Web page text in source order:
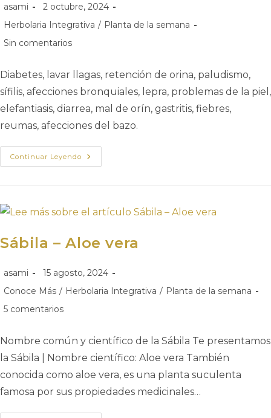
asami
2 octubre, 2024
Herbolaria Integrativa / Planta de la semana
Sin comentarios
Diabetes, lavar llagas, retención de orina, paludismo,
sífilis, afecciones bronquiales, lepra, problemas de la piel,
elefantiasis, diarrea, mal de orín, gastritis, fiebres,
reumas, afecciones del bazo.
Continuar Leyendo
Sábila – Aloe vera
asami
15 agosto, 2024
Conoce Más / Herbolaria Integrativa / Planta de la semana
5 comentarios
Nombre común y científico de la Sábila Te presentamos
la Sábila | Nombre científico: Aloe vera También
conocida como aloe vera, es una planta suculenta
famosa por sus propiedades medicinales…